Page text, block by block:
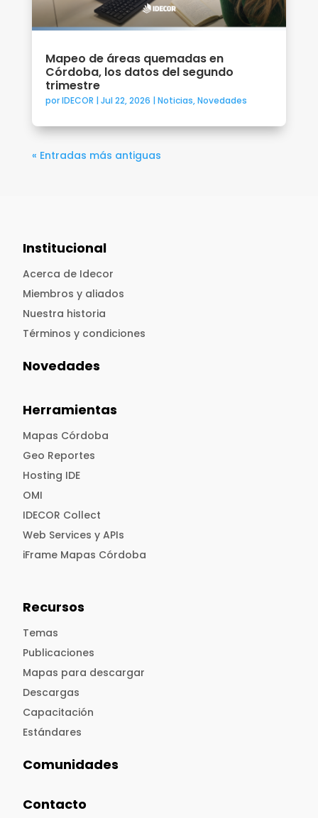
Mapeo de áreas quemadas en
Córdoba, los datos del segundo
trimestre
porIDECOR | Jul 22, 2026 | Noticias,Novedades
« Entradas más antiguas
Institucional
Acerca de Idecor
Miembros y aliados
Nuestra historia
Términos y condiciones
Novedades
Herramientas
Mapas Córdoba
Geo Reportes
Hosting IDE
OMI
IDECOR Collect
Web Services y APIs
iFrame Mapas Córdoba
Recursos
Temas
Publicaciones
Mapas para descargar
Descargas
Capacitación
Estándares
Comunidades
Contacto